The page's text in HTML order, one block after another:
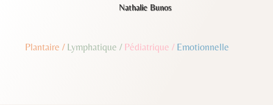
Nathalie Bunos
Plantaire / Lymphatique / Pédiatrique / Emotionnelle